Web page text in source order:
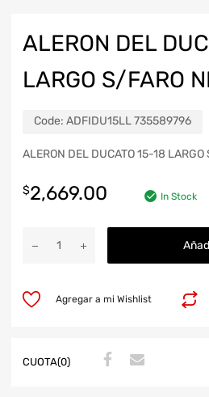
ALERON DEL
LARGO S/FARO
Code: ADFIDU15LL 735589796
ALERON DEL DUCATO 15-18
$2,669.00 In Stock
Agregar a mi Wishlist
CUOTA(0)